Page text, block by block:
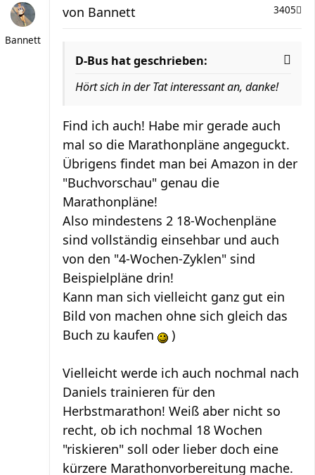
Bannett
3405
von Bannett
D-Bus hat geschrieben:
Hört sich in der Tat interessant an, danke!
Find ich auch! Habe mir gerade auch
mal so die Marathonpläne angeguckt.
Übrigens findet man bei Amazon in der
"Buchvorschau" genau die
Marathonpläne!
Also mindestens 2 18-Wochenpläne
sind vollständig einsehbar und auch
von den "4-Wochen-Zyklen" sind
Beispielpläne drin!
Kann man sich vielleicht ganz gut ein
Bild von machen ohne sich gleich das
Buch zu kaufen
)
Vielleicht werde ich auch nochmal nach
Daniels trainieren für den
Herbstmarathon! Weiß aber nicht so
recht, ob ich nochmal 18 Wochen
"riskieren" soll oder lieber doch eine
kürzere Marathonvorbereitung mache.